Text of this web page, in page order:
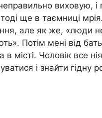
виховую, і
ще в таємниці
але як же, «люди
Потім мені від
в місті. Чоловік все
і знайти гідну